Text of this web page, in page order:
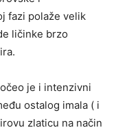
fazi polaže velik
ličinke brzo
je i intenzivni
ostalog imala ( i
zlaticu na način